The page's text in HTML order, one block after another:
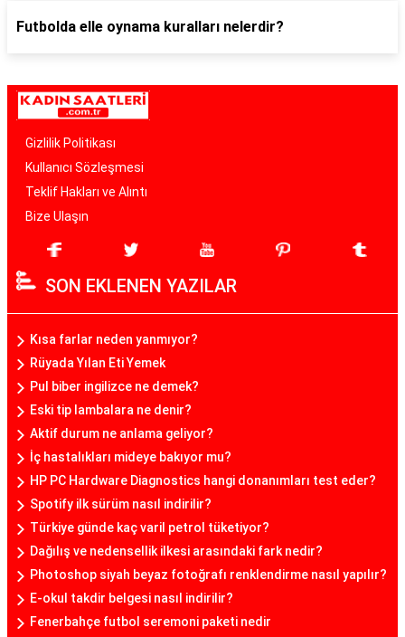
Futbolda elle oynama kuralları nelerdir?
Gizlilik Politikası
Kullanıcı Sözleşmesi
Teklif Hakları ve Alıntı
Bize Ulaşın
SON EKLENEN YAZILAR
Kısa farlar neden yanmıyor?
Rüyada Yılan Eti Yemek
Pul biber ingilizce ne demek?
Eski tip lambalara ne denir?
Aktif durum ne anlama geliyor?
İç hastalıkları mideye bakıyor mu?
HP PC Hardware Diagnostics hangi donanımları test eder?
Spotify ilk sürüm nasıl indirilir?
Türkiye günde kaç varil petrol tüketiyor?
Dağılış ve nedensellik ilkesi arasındaki fark nedir?
Photoshop siyah beyaz fotoğrafı renklendirme nasıl yapılır?
E-okul takdir belgesi nasıl indirilir?
Fenerbahçe futbol seremoni paketi nedir